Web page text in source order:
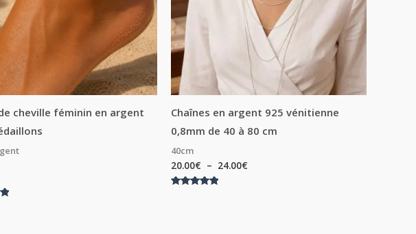
cheville féminin en argent
Chaînes en argent 925 vénitienne
0,8mm de 40 à 80 cm
40cm
20.00€ – 24.00€